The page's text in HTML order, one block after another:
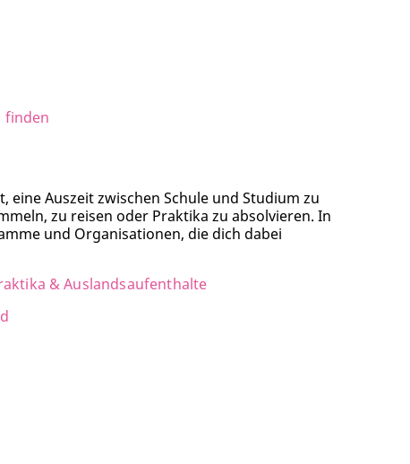
finden
eine Auszeit zwischen Schule und Studium zu
zu reisen oder Praktika zu absolvieren. In
und Organisationen, die dich dabei
& Auslandsaufenthalte